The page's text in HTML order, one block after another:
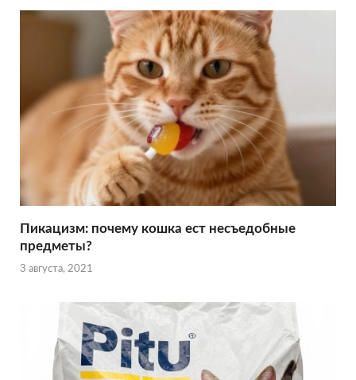
Пикацизм: почему кошка ест несъедобные
предметы?
3 августа, 2021